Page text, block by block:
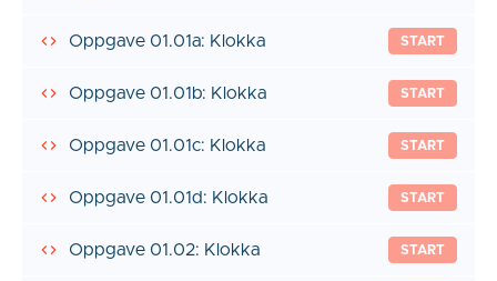
Oppgave 01.01a: Klokka START
Oppgave 01.01b: Klokka START
Oppgave 01.01c: Klokka START
Oppgave 01.01d: Klokka START
Oppgave 01.02: Klokka START